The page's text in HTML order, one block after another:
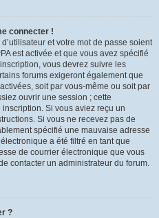
connecter !
et votre mot de passe soient
est activée et que vous avez spécifié
vous devrez suivre les
forums exigeront également que
soit par vous-même ou soit par
ouvrir une session ; cette
Si vous aviez reçu un
Si vous ne recevez pas de
spécifié une mauvaise adresse
a été filtré en tant que
de courrier électronique que vous
contacter un administrateur du forum.
?